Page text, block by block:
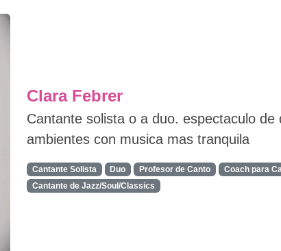
Clara Febrer
Cantante solista o a duo. espectaculo de
ambientes con musica mas tranquila
Cantante Solista Duo Profesor de Canto
Coach para
Cantante de Jazz/Soul/Classics